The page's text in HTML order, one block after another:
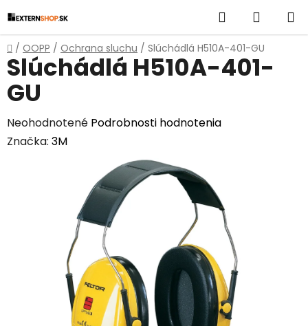
na
obsah
Hľadať
KOŠÍK
Domov
/ OOPP / Ochrana sluchu / Slúchádlá H510A-401-GU
Slúchádlá H510A-401-
GU
Priemerné
hodnotenie
Neohodnotené Podrobnosti hodnotenia
Značka: 3M